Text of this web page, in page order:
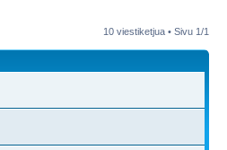
10 viestiketjua • Sivu 1/1